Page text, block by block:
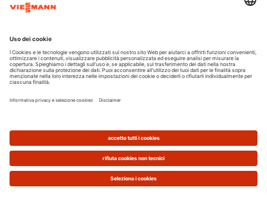
La caldaia ibrida, essendo composta da pompa di
calore e caldaia a condensazione che funzionano
in modo combinato, consente di attivare di volta in